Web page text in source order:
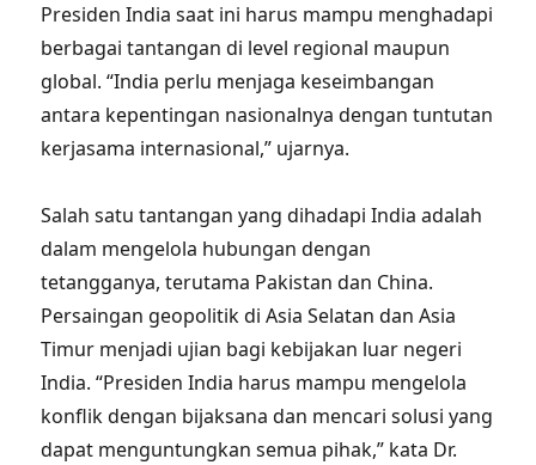
Presiden India saat ini harus mampu menghadapi
berbagai tantangan di level regional maupun
global. “India perlu menjaga keseimbangan
antara kepentingan nasionalnya dengan tuntutan
kerjasama internasional,” ujarnya.
Salah satu tantangan yang dihadapi India adalah
dalam mengelola hubungan dengan
tetangganya, terutama Pakistan dan China.
Persaingan geopolitik di Asia Selatan dan Asia
Timur menjadi ujian bagi kebijakan luar negeri
India. “Presiden India harus mampu mengelola
konflik dengan bijaksana dan mencari solusi yang
dapat menguntungkan semua pihak,” kata Dr.